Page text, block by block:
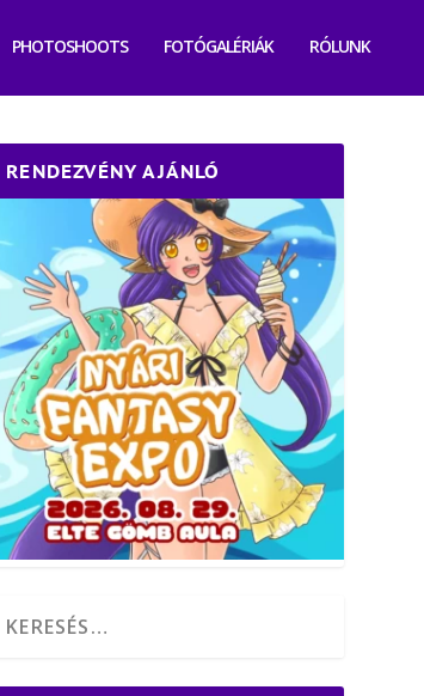
PHOTOSHOOTS FOTÓGALÉRIÁK RÓLUNK
RENDEZVÉNY AJÁNLÓ